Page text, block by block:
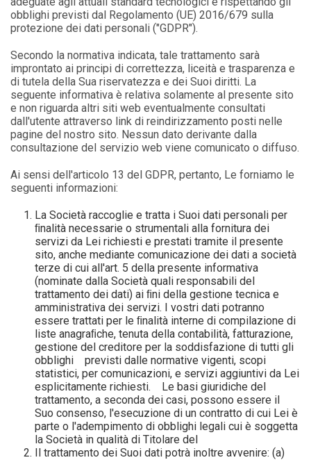
obblighi previsti dal Regolamento (UE) 2016/679 sulla
protezione dei dati personali ("GDPR").
Secondo la normativa indicata, tale trattamento sarà
improntato ai principi di correttezza, liceità e trasparenza e
di tutela della Sua riservatezza e dei Suoi diritti. La
seguente informativa è relativa solamente al presente sito
e non riguarda altri siti web eventualmente consultati
dall'utente attraverso link di reindirizzamento posti nelle
pagine del nostro sito. Nessun dato derivante dalla
consultazione del servizio web viene comunicato o diffuso.
Ai sensi dell'articolo 13 del GDPR, pertanto, Le forniamo le
seguenti informazioni:
La Società raccoglie e tratta i Suoi dati personali per
ﬁnalità necessarie o strumentali alla fornitura dei
servizi da Lei richiesti e prestati tramite il presente
sito, anche mediante comunicazione dei dati a società
terze di cui all'art. 5 della presente informativa
(nominate dalla Società quali responsabili del
trattamento dei dati) ai ﬁni della gestione tecnica e
amministrativa dei servizi. I vostri dati potranno
essere trattati per le ﬁnalità interne di compilazione di
liste anagraﬁche, tenuta della contabilità, fatturazione,
gestione del creditore per la soddisfazione di tutti gli
obblighi previsti dalle normative vigenti, scopi
statistici, per comunicazioni, e servizi aggiuntivi da Lei
esplicitamente richiesti. Le basi giuridiche del
trattamento, a seconda dei casi, possono essere il
Suo consenso, l'esecuzione di un contratto di cui Lei è
parte o l'adempimento di obblighi legali cui è soggetta
la Società in qualità di Titolare del
Il trattamento dei Suoi dati potrà inoltre avvenire: (a)